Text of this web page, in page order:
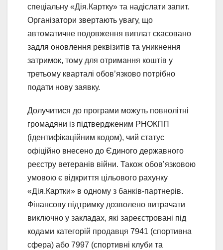
спеціальну «Дія.Картку» та надіслати запит.
Організатори звертають увагу, що
автоматичне подовження виплат скасовано
задля оновлення реквізитів та уникнення
затримок, тому для отримання коштів у
третьому кварталі обов’язково потрібно
подати нову заявку.
Долучитися до програми можуть повнолітні
громадяни із підтвердженим РНОКПП
(ідентифікаційним кодом), чий статус
офіційно внесено до Єдиного державного
реєстру ветеранів війни. Також обов’язковою
умовою є відкриття цільового рахунку
«Дія.Картки» в одному з банків-партнерів.
Фінансову підтримку дозволено витрачати
виключно у закладах, які зареєстровані під
кодами категорій продавця 7941 (спортивна
сфера) або 7997 (спортивні клуби та